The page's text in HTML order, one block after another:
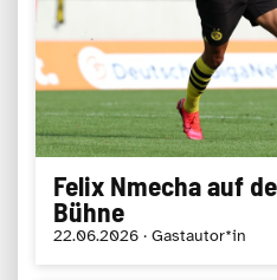
Felix Nmecha auf
Bühne
22.06.2026 · Gastautor*in